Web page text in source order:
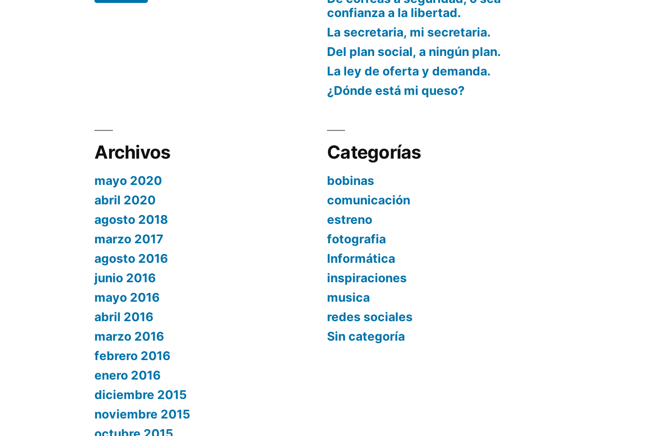
confianza a la libertad.
La secretaria, mi secretaria.
Del plan social, a ningún plan.
La ley de oferta y demanda.
¿Dónde está mi queso?
Archivos
mayo 2020
abril 2020
agosto 2018
marzo 2017
agosto 2016
junio 2016
mayo 2016
abril 2016
marzo 2016
febrero 2016
enero 2016
diciembre 2015
noviembre 2015
Categorías
bobinas
comunicación
estreno
fotografia
Informática
inspiraciones
musica
redes sociales
Sin categoría